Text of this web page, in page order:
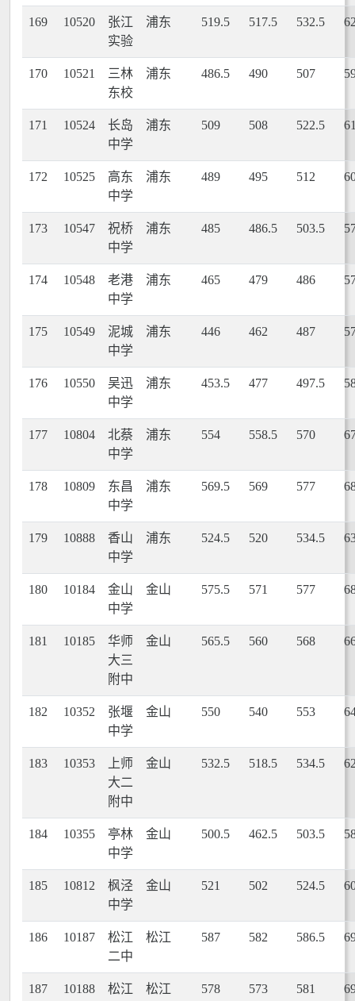
169 10520
张江
实验
浦东 519.5 517.5 532.5
170 10521
三林
东校
浦东 486.5 490 507
171 10524
长岛
中学
浦东 509 508 522.5
172 10525
高东
中学
浦东 489 495 512
173 10547
祝桥
中学
浦东 485 486.5 503.5
174 10548
老港
中学
浦东 465 479 486
175 10549
泥城
中学
浦东 446 462 487
176 10550
吴迅
中学
浦东 453.5 477 497.5
177 10804
北蔡
中学
浦东 554 558.5 570
178 10809
东昌
中学
浦东 569.5 569 577
179 10888
香山
中学
浦东 524.5 520 534.5
180 10184
金山
中学
金山 575.5 571 577
181 10185
华师
大三
附中
金山 565.5 560 568
182 10352
张堰
中学
金山 550 540 553
183 10353
上师
大二
附中
金山 532.5 518.5 534.5
184 10355
亭林
中学
金山 500.5 462.5 503.5
185 10812
枫泾
中学
金山 521 502 524.5
186 10187
松江
二中
松江 587 582 586.5
187 10188 松江 松江 578 573 581